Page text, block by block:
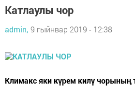
Катлаулы чор
admin, 9 гыйнвар 2019 - 12:38
Климакс яки күрем килү